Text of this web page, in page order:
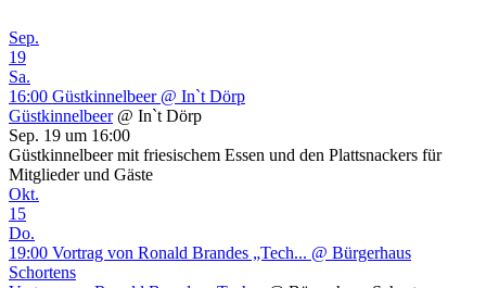
Sep.
19
Sa.
16:00 Güstkinnelbeer @ In`t Dörp
Güstkinnelbeer @ In`t Dörp
Sep. 19 um 16:00
Güstkinnelbeer mit friesischem Essen und den Plattsnackers für
Mitglieder und Gäste
Okt.
15
Do.
19:00 Vortrag von Ronald Brandes „Tech... @ Bürgerhaus
Schortens